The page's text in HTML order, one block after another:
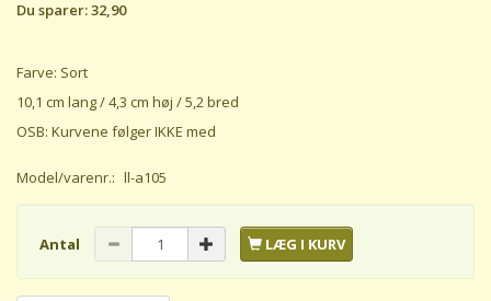
Du sparer:32,90
Farve: Sort
10,1 cm lang / 4,3 cm høj / 5,2 bred
OSB: Kurvene følger IKKE med
Model/varenr.: ll-a105
Antal LÆG I KURV